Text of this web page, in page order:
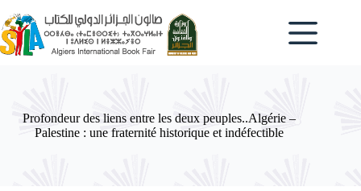
au
contenu
Profondeur des liens entre les deux peuples..Algérie –
Palestine : une fraternité historique et indéfectible